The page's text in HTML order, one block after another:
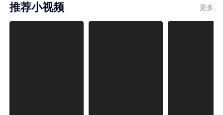
推荐小视频 更多